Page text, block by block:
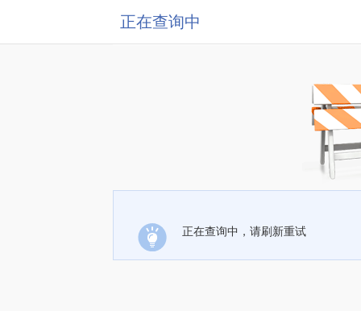
正在查询中
正在查询中，请刷新重试